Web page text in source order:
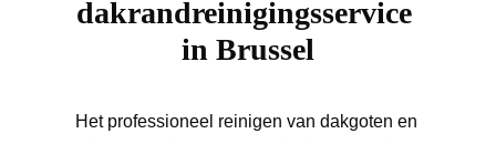
dakrandreinigingsservice
in Brussel
Het professioneel reinigen van dakgoten en